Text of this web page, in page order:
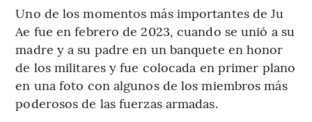
Uno de los momentos más importantes de Ju
Ae fue en febrero de 2023, cuando se unió a su
madre y a su padre en un banquete en honor
de los militares y fue colocada en primer plano
en una foto con algunos de los miembros más
poderosos de las fuerzas armadas.